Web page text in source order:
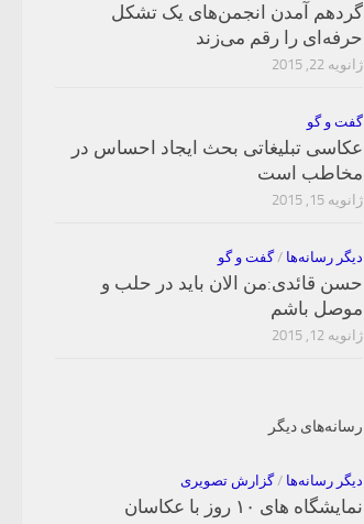
گردهم آمدن انجمن‌های یک تشکل
حرفه‌ای را رقم می‌زند
ژانویه 22, 2015
گفت و گو
عکاسی تبلیغاتی بحث ایجاد احساس در
مخاطب است
ژانویه 15, 2015
دیگر رسانه‌ها /گفت و گو
حسن قائدی:من الان باید در حلب و
موصل باشم
ژانویه 12, 2015
رسانه‌های دیگر
دیگر رسانه‌ها /گزارش تصویری
نمایشگاه های ۱۰ روز با عکاسان